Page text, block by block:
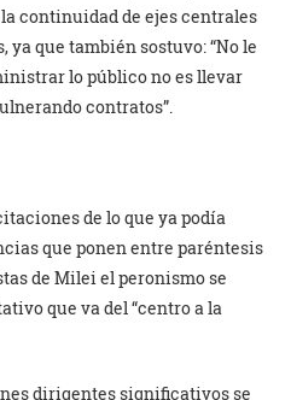
continuidad de ejes centrales
que también sostuvo: “No le
lo público no es llevar
contratos”.
de lo que ya podía
que ponen entre paréntesis
de Milei el peronismo se
que va del “centro a la
dirigentes significativos se